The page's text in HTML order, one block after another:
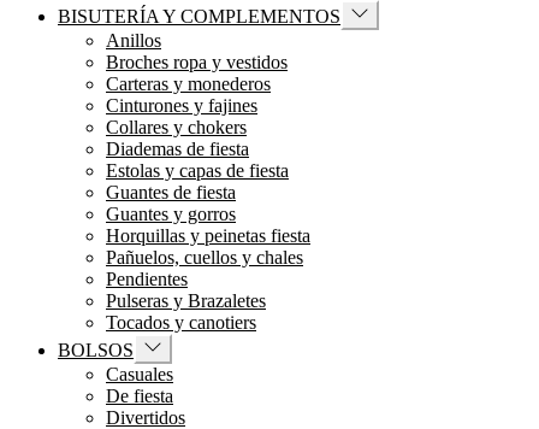
BISUTERÍA Y COMPLEMENTOS
Show
sub
Anillos
Broches ropa y vestidos
Carteras y monederos
Cinturones y fajines
Collares y chokers
Diademas de fiesta
Estolas y capas de fiesta
Guantes de fiesta
Guantes y gorros
Horquillas y peinetas fiesta
Pañuelos, cuellos y chales
Pendientes
Pulseras y Brazaletes
Tocados y canotiers
BOLSOS
Show
sub
menu
Casuales
De fiesta
Divertidos